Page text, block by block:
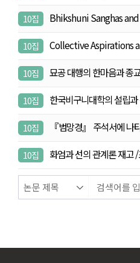
10집 Bhikshuni Sanghas
10집 Collective Aspirations
10집 묘공 대행의 한마음과
10집 한국비구니대학의 설립
10집
10집 화엄과 선의 관계론 재